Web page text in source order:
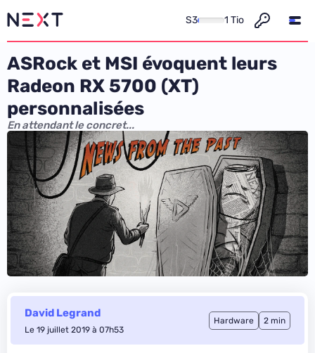
S3 1 Tio
ASRock et MSI évoquent leurs
Radeon RX 5700 (XT)
personnalisées
En attendant le concret...
David Legrand
Le 19 juillet 2019 à 07h53
Hardware 2 min